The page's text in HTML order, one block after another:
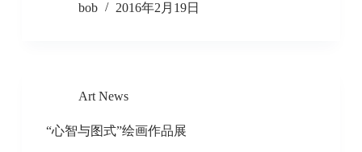
bob
2016年2月19日
Art News
“心智与图式”绘画作品展